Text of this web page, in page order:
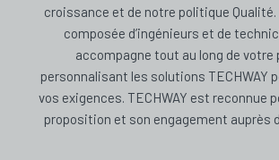
croissance et de notre politique
composée d’ingénieurs et de
accompagne tout au long de votre
personnalisant les solutions TECHWAY
vos exigences. TECHWAY est reconnue
proposition et son engagement auprès